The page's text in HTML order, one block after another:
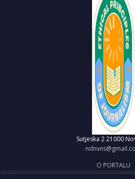
Sutjeska 2 21000
O PORTALU